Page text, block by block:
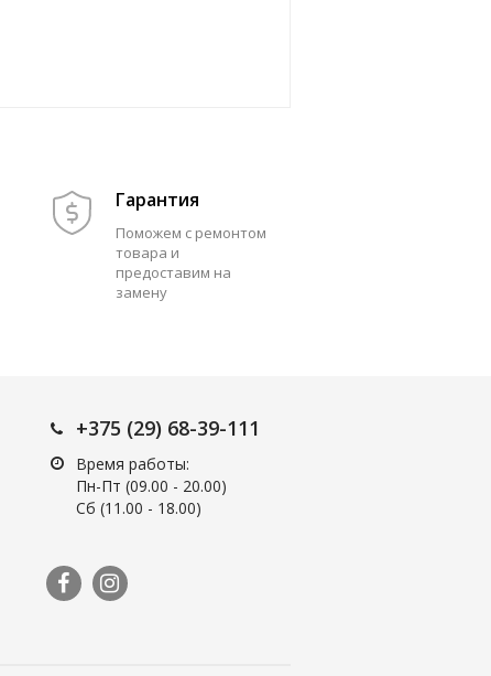
Гарантия
Поможем с ремонтом
товара и
предоставим на
замену
+375 (29) 68-39-111
Время работы:
Пн-Пт (09.00 - 20.00)
Сб (11.00 - 18.00)